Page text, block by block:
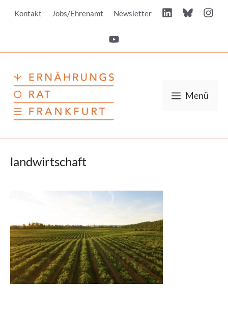
InhaltKontakt Jobs/Ehrenamt Newsletter
Menü
landwirtschaft